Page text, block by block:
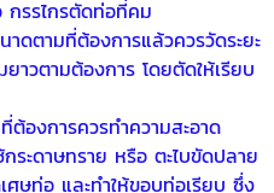
กรรไกรตัดท่อที่คม
ดตามที่ต้องการแล้วควรวัดระยะ
าวตามต้องการ โดยตัดให้เรียบ
ต้องการควรทำความสะอาด
ระดาษทราย หรือ ตะไบขัดปลาย
ษท่อ และทำให้ขอบท่อเรียบ ซึ่ง